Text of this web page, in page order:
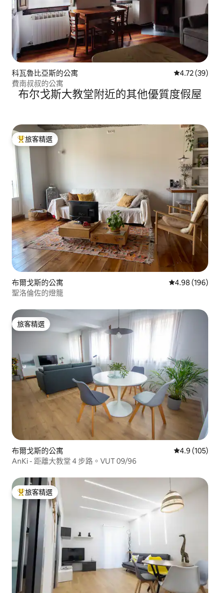
科瓦魯比亞斯的公寓 從 39 則評價
4.72 (39)
費南叔叔的公寓
布尔戈斯大教堂附近的其他優質度假屋
旅客精選榜首
旅客精選
布爾戈斯的公寓 從 196 則評價
4.98 (196)
聖洛倫佐的燈籠
旅客精選
旅客精選
布爾戈斯的公寓 從 105 則評
4.9 (105)
AnKi - 距離大教堂 4 步路。VUT 09/96
旅客精選榜首
旅客精選